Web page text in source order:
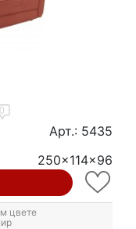
0
Арт.: 5435
250x114x96
цвете